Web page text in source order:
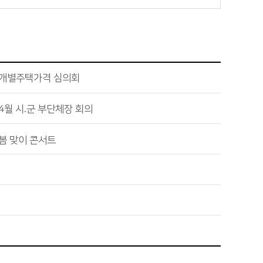
별주택가격 심의회
시.군 부단체장 회의
맞이 콘서트